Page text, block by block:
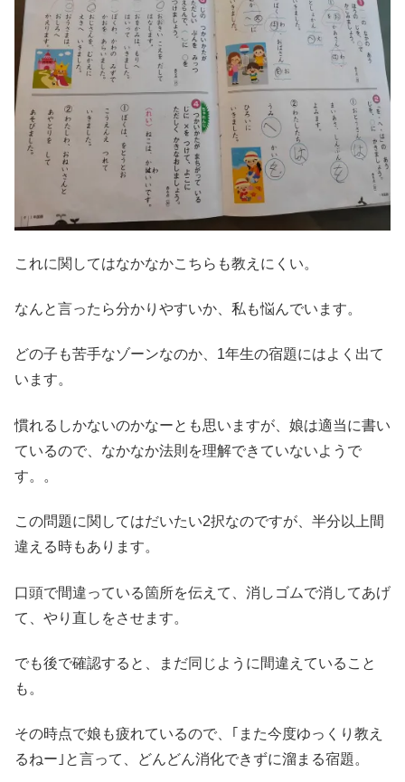
これに関してはなかなかこちらも教えにくい。
なんと言ったら分かりやすいか、私も悩んでいます。
どの子も苦手なゾーンなのか、1年生の宿題にはよく出て
います。
慣れるしかないのかなーとも思いますが、娘は適当に書い
ているので、なかなか法則を理解できていないようで
す。。
この問題に関してはだいたい2択なのですが、半分以上間
違える時もあります。
口頭で間違っている箇所を伝えて、消しゴムで消してあげ
て、やり直しをさせます。
でも後で確認すると、まだ同じように間違えていること
も。
その時点で娘も疲れているので、｢また今度ゆっくり教え
るねー｣と言って、どんどん消化できずに溜まる宿題。